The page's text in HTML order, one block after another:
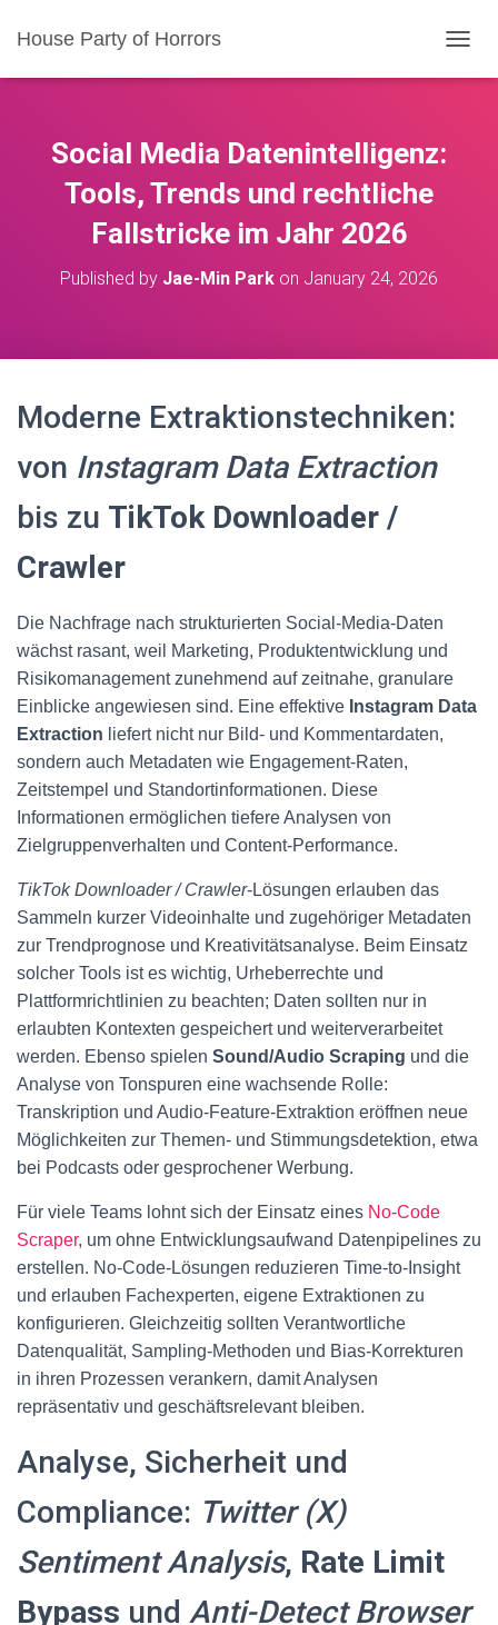
House Party of Horrors
O
Social Media Datenintelligenz:
Tools, Trends und rechtliche
Fallstricke im Jahr 2026
Published by Jae-Min Park on January 24, 2026
Moderne Extraktionstechniken:
von Instagram Data Extraction
bis zu TikTok Downloader /
Crawler
Die Nachfrage nach strukturierten Social-Media-Daten
wächst rasant, weil Marketing, Produktentwicklung und
Risikomanagement zunehmend auf zeitnahe, granulare
Einblicke angewiesen sind. Eine effektive Instagram Data
Extraction liefert nicht nur Bild- und Kommentardaten,
sondern auch Metadaten wie Engagement-Raten,
Zeitstempel und Standortinformationen. Diese
Informationen ermöglichen tiefere Analysen von
Zielgruppenverhalten und Content-Performance.
TikTok Downloader / Crawler-Lösungen erlauben das
Sammeln kurzer Videoinhalte und zugehöriger Metadaten
zur Trendprognose und Kreativitätsanalyse. Beim Einsatz
solcher Tools ist es wichtig, Urheberrechte und
Plattformrichtlinien zu beachten; Daten sollten nur in
erlaubten Kontexten gespeichert und weiterverarbeitet
werden. Ebenso spielen Sound/Audio Scraping und die
Analyse von Tonspuren eine wachsende Rolle:
Transkription und Audio-Feature-Extraktion eröffnen neue
Möglichkeiten zur Themen- und Stimmungsdetektion, etwa
bei Podcasts oder gesprochener Werbung.
Für viele Teams lohnt sich der Einsatz eines No-Code
Scraper, um ohne Entwicklungsaufwand Datenpipelines zu
erstellen. No-Code-Lösungen reduzieren Time-to-Insight
und erlauben Fachexperten, eigene Extraktionen zu
konfigurieren. Gleichzeitig sollten Verantwortliche
Datenqualität, Sampling-Methoden und Bias-Korrekturen
in ihren Prozessen verankern, damit Analysen
repräsentativ und geschäftsrelevant bleiben.
Analyse, Sicherheit und
Compliance: Twitter (X)
Sentiment Analysis, Rate Limit
Bypass und Anti-Detect Browser